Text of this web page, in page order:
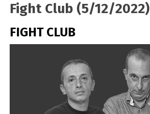
Fight Club (5/12/2022)
FIGHT CLUB